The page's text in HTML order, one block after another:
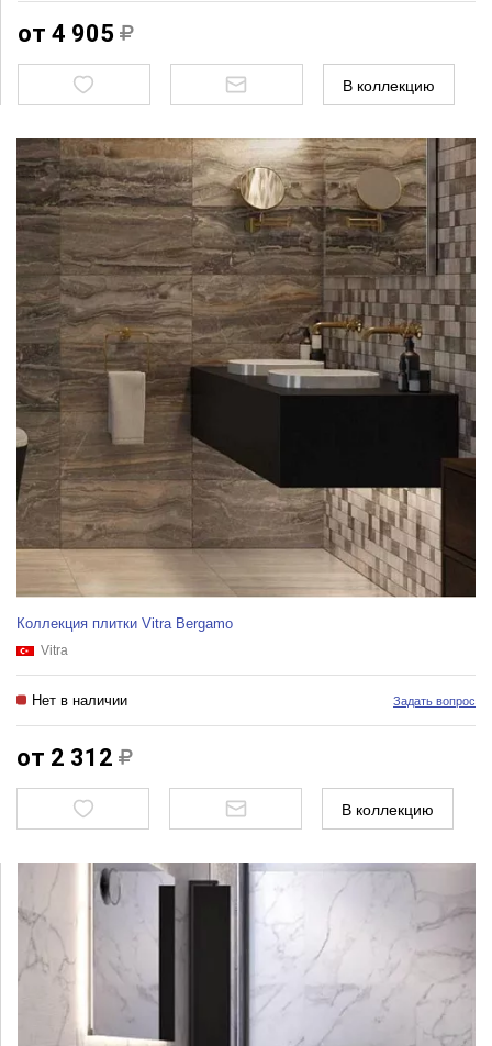
от 4 905
В коллекцию
Коллекция плитки Vitra Bergamo
Vitra
Нет в наличии Задать вопрос
от 2 312
В коллекцию